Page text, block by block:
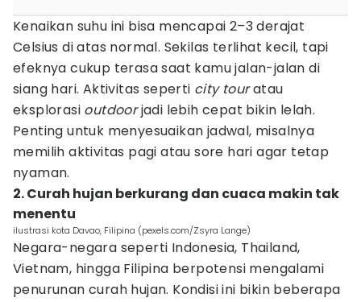
Kenaikan suhu ini bisa mencapai 2–3 derajat
Celsius di atas normal. Sekilas terlihat kecil, tapi
efeknya cukup terasa saat kamu jalan-jalan di
siang hari. Aktivitas seperti city touratau
eksplorasi outdoorjadi lebih cepat bikin lelah.
Penting untuk menyesuaikan jadwal, misalnya
memilih aktivitas pagi atau sore hari agar tetap
nyaman.
2. Curah hujan berkurang dan cuaca makin tak
menentu
ilustrasi kota Davao, Filipina (pexels.com/Zsyra Lange)
Negara-negara seperti Indonesia, Thailand,
Vietnam, hingga Filipina berpotensi mengalami
penurunan curah hujan. Kondisi ini bikin beberapa